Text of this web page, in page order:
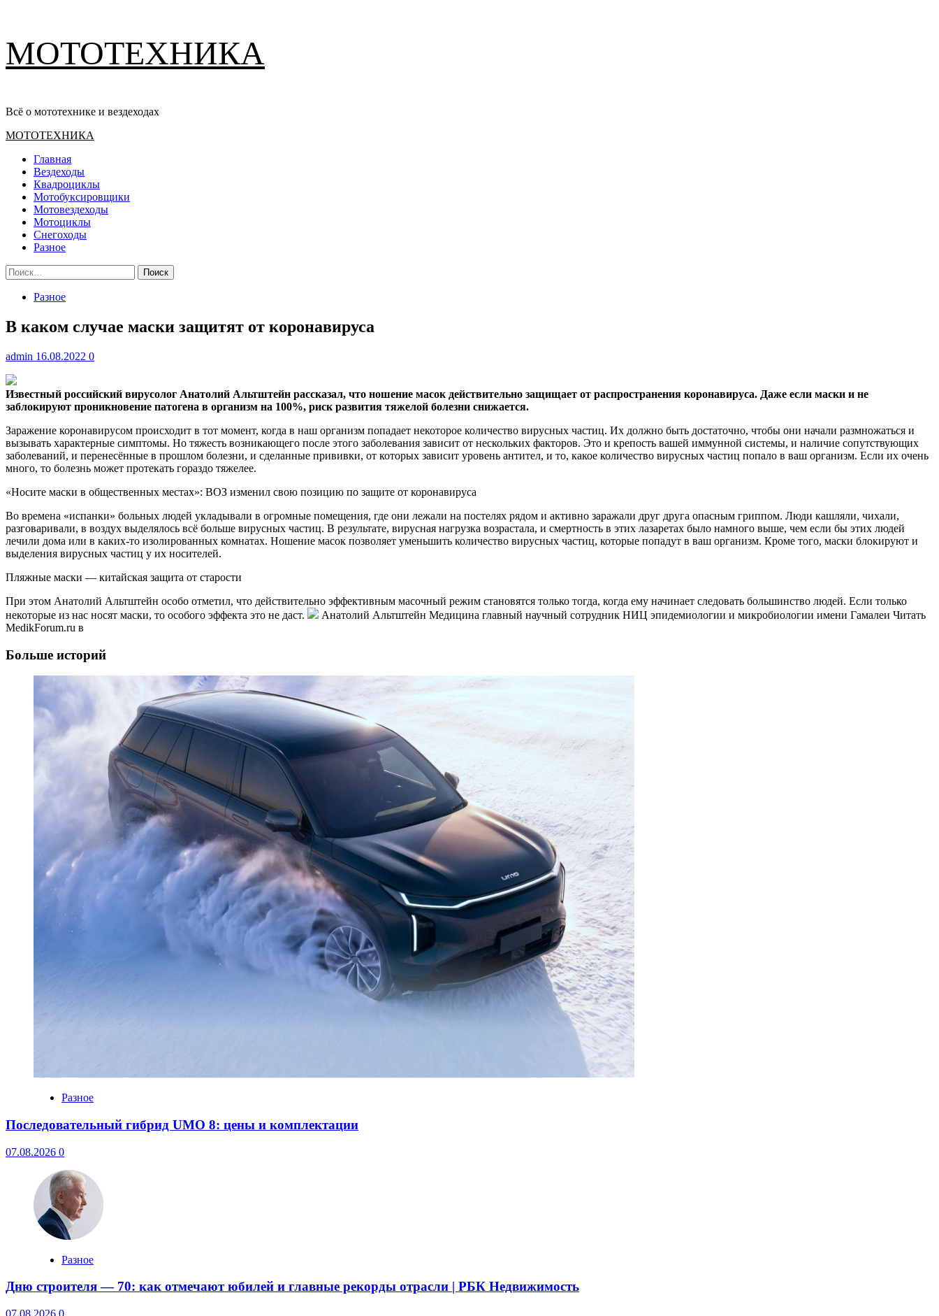
содержимому
МОТОТЕХНИКА
Всё о мототехнике и вездеходах
Основное
МОТОТЕХНИКА
Главная
Вездеходы
Квадроциклы
Мотобуксировщики
Мотовездеходы
Мотоциклы
Снегоходы
Разное
Найти:
Разное
В каком случае маски защитят от коронавируса
admin 16.08.2022 0
Известный российский вирусолог Анатолий Альтштейн рассказал, что ношение масок действительно защищает от распространения коронавируса. Даже если маски и не
заблокируют проникновение патогена в организм на 100%, риск развития тяжелой болезни снижается.
Заражение коронавирусом происходит в тот момент, когда в наш организм попадает некоторое количество вирусных частиц. Их должно быть достаточно, чтобы они начали размножаться и
вызывать характерные симптомы. Но тяжесть возникающего после этого заболевания зависит от нескольких факторов. Это и крепость вашей иммунной системы, и наличие сопутствующих
заболеваний, и перенесённые в прошлом болезни, и сделанные прививки, от которых зависит уровень антител, и то, какое количество вирусных частиц попало в ваш организм. Если их очень
много, то болезнь может протекать гораздо тяжелее.
«Носите маски в общественных местах»: ВОЗ изменил свою позицию по защите от коронавируса
Во времена «испанки» больных людей укладывали в огромные помещения, где они лежали на постелях рядом и активно заражали друг друга опасным гриппом. Люди кашляли, чихали,
разговаривали, в воздух выделялось всё больше вирусных частиц. В результате, вирусная нагрузка возрастала, и смертность в этих лазаретах было намного выше, чем если бы этих людей
лечили дома или в каких-то изолированных комнатах. Ношение масок позволяет уменьшить количество вирусных частиц, которые попадут в ваш организм. Кроме того, маски блокируют и
выделения вирусных частиц у их носителей.
Пляжные маски — китайская защита от старости
При этом Анатолий Альтштейн особо отметил, что действительно эффективным масочный режим становятся только тогда, когда ему начинает следовать большинство людей. Если только
некоторые из нас носят маски, то особого эффекта это не даст.
Анатолий Альтштейн Медицина главный научный сотрудник НИЦ эпидемиологии и микробиологии имени Гамалеи Читать
MedikForum.ru в
Больше историй
Разное
Последовательный гибрид UMO 8: цены и комплектации
07.08.2026 0
Разное
Дню строителя — 70: как отмечают юбилей и главные рекорды отрасли | РБК Недвижимость